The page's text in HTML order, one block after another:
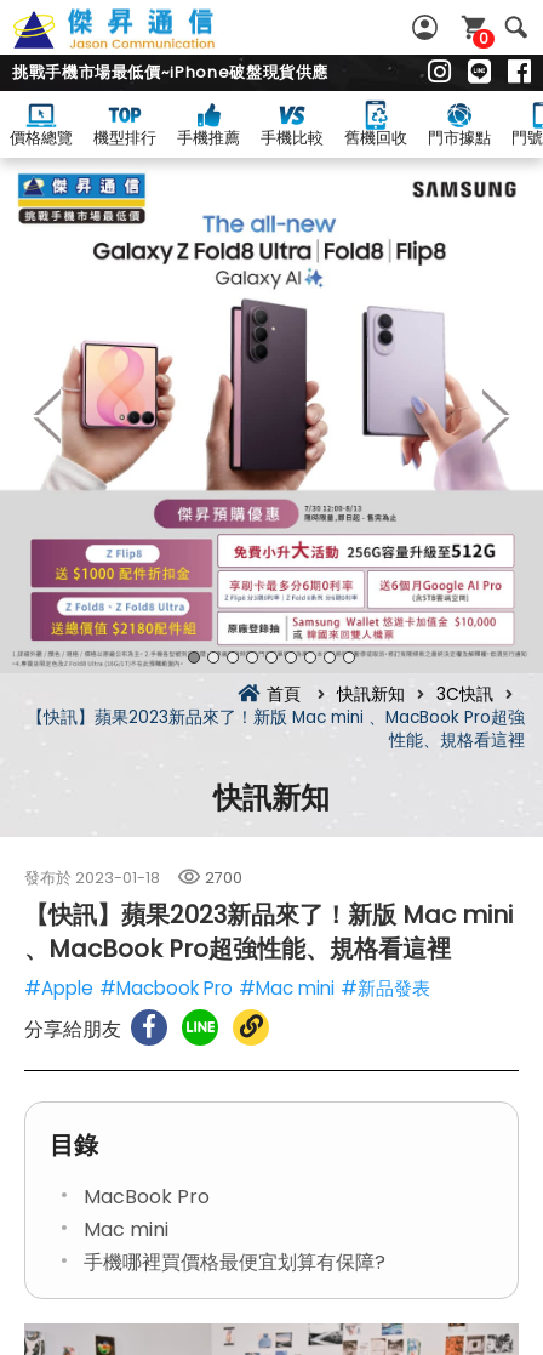
0
挑戰手機市場最低價~iPhone破盤現貨供應
價格總覽 機型排行 手機推薦 手機比較 舊機回收 門市據點 門
首頁 快訊新知
3C快訊
【快訊】蘋果2023新品來了！新版 Mac mini 、MacBook Pro超強
性能、規格看這裡
快訊新知
發布於 2023-01-18 2700
【快訊】蘋果2023新品來了！新版 Mac mini
、MacBook Pro超強性能、規格看這裡
#Apple #Macbook Pro #Mac mini #新品發表
分享給朋友
目錄
MacBook Pro
Mac mini
手機哪裡買價格最便宜划算有保障?